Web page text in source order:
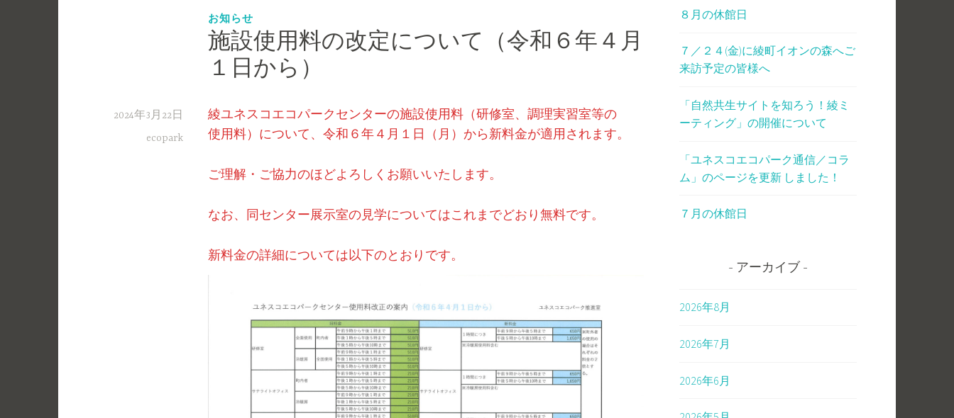
お知らせ
施設使用料の改定について（令和６年４月
１日から）
2024年3月22日
ecopark
綾ユネスコエコパークセンターの施設使用料（研修室、調理実習室等の
使用料）について、令和６年４月１日（月）から新料金が適用されます。
ご理解・ご協力のほどよろしくお願いいたします。
なお、同センター展示室の見学についてはこれまでどおり無料です。
新料金の詳細については以下のとおりです。
８月の休館日
７／２４(金)に綾町イオンの森へご
来訪予定の皆様へ
「自然共生サイトを知ろう！綾ミ
ーティング」の開催について
「ユネスコエコパーク通信／コラ
ム」のページを更新 しました！
７月の休館日
アーカイブ
2026年8月
2026年7月
2026年6月